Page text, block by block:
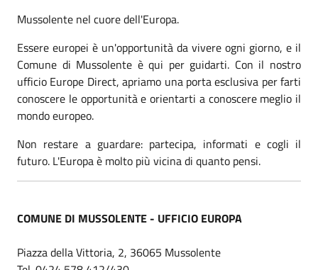
Mussolente nel cuore dell'Europa.
Essere europei è un'opportunità da vivere ogni giorno, e il
Comune di Mussolente è qui per guidarti. Con il nostro
ufficio Europe Direct, apriamo una porta esclusiva per farti
conoscere le opportunità e orientarti a conoscere meglio il
mondo europeo.
Non restare a guardare: partecipa, informati e cogli il
futuro. L'Europa è molto più vicina di quanto pensi.
COMUNE DI MUSSOLENTE - UFFICIO EUROPA
Piazza della Vittoria, 2, 36065 Mussolente